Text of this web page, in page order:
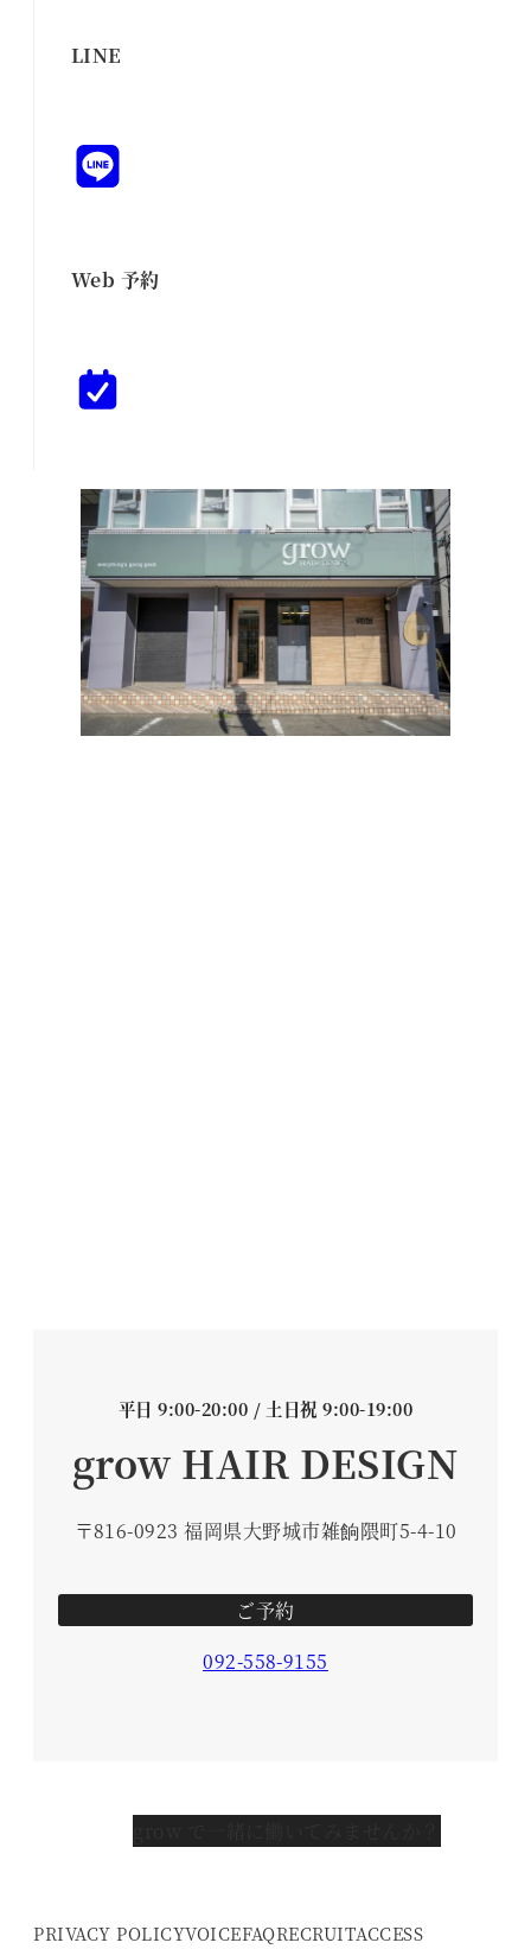
LINE
Web 予約
平日 9:00-20:00 / 土日祝 9:00-19:00
grow HAIR DESIGN
〒816-0923 福岡県大野城市雑餉隈町5-4-10
ご予約
092-558-9155
PRIVACY POLICYVOICEFAQRECRUITACCESS